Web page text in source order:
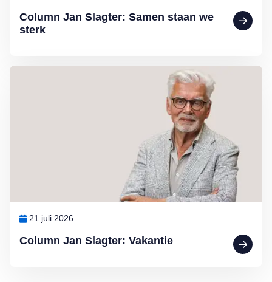
Column Jan Slagter: Samen staan we
sterk
Column Jan Slagter: Vakantie
21 juli 2026
Lees meer over Column Jan Slagter: Vakantie